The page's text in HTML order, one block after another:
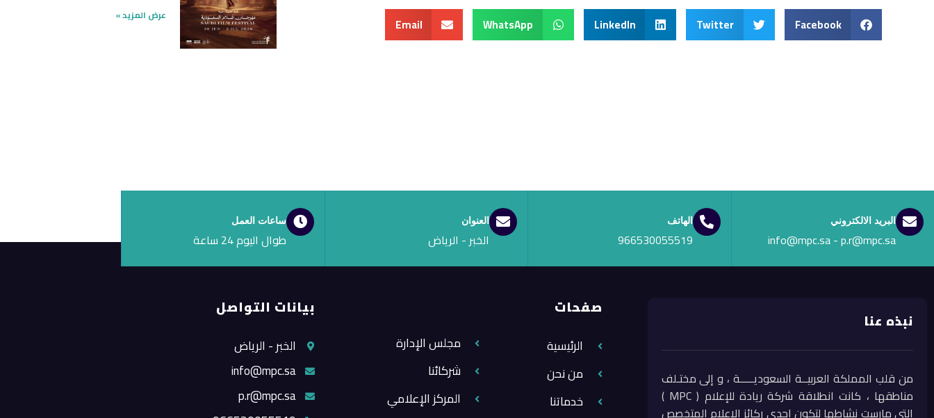
Facebook
Twitter
LinkedIn
WhatsApp
Email
عرض المزيد »
البريد الالكتروني
info@mpc.sa - p.r@mpc.sa
الهاتف
966530055519
العنوان
الخبر - الرياض
ساعات العمل
طوال اليوم 24 ساعة
نبذه عنا
من قلب المملكة العربيــة السعوديـــــة ، و إلى مختـلف
مناطقها ، كانت انطلاقة شركة ريادة للإعلام ( MPC )
التي مارست نشاطها لتكون إحدى ركائز الإعلام المتخصص
صفحات
الرئيسية
من نحن
خدماتنا
مجلس الإدارة
شركائنا
المركز الإعلامي
بيانات التواصل
الخبر - الرياض
info@mpc.sa
p.r@mpc.sa